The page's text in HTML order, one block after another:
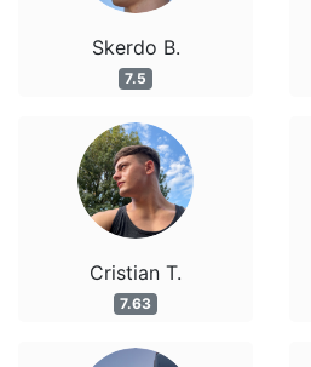
Skerdo B.
7.5
Cristian T.
7.63